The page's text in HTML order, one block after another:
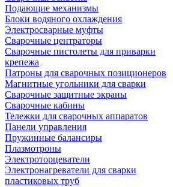
Подающие механизмы
Блоки водяного охлаждения
Электросварные муфты
Сварочные центраторы
Сварочные пистолеты для приварки
крепежа
Патроны для сварочных позиционеров
Магнитные угольники для сварки
Сварочные защитные экраны
Сварочные кабины
Тележки для сварочных аппаратов
Панели управления
Пружинные балансиры
Плазмотроны
Электроторцеватели
Электронагреватели для сварки
пластиковых труб